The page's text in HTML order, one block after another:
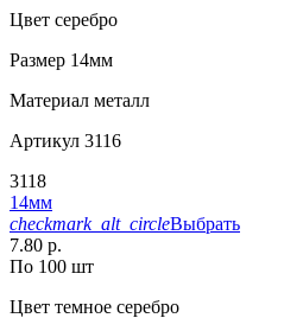
Цвет серебро
Размер 14мм
Материал металл
Артикул 3116
3118
14мм
checkmark_alt_circleВыбрать
7.80 р.
По 100 шт
Цвет темное серебро